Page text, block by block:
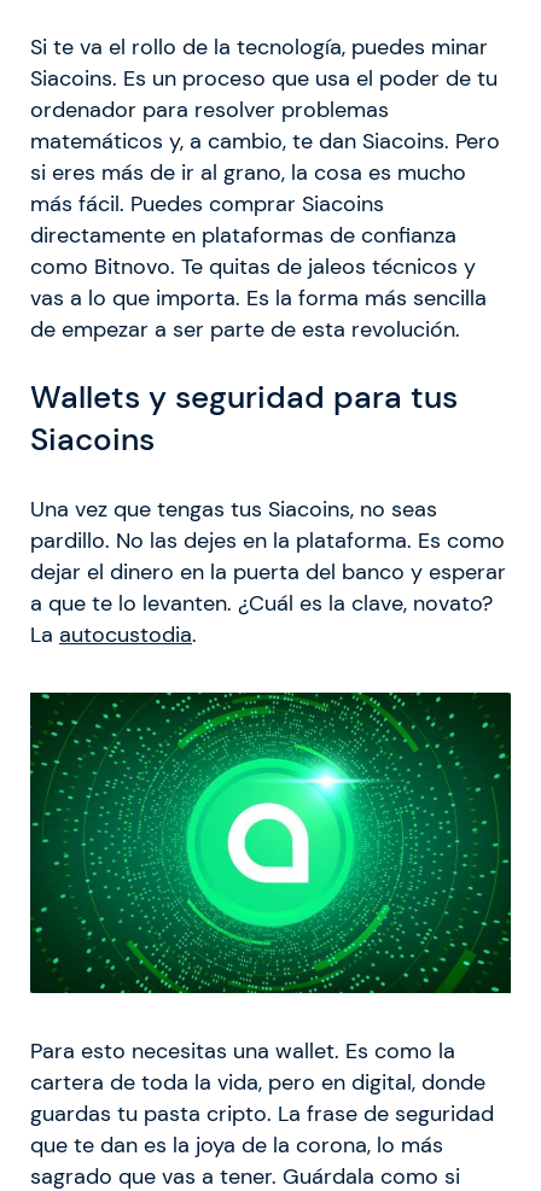
Si te va el rollo de la tecnología, puedes minar
Siacoins. Es un proceso que usa el poder de tu
ordenador para resolver problemas
matemáticos y, a cambio, te dan Siacoins. Pero
si eres más de ir al grano, la cosa es mucho
más fácil. Puedes comprar Siacoins
directamente en plataformas de confianza
como Bitnovo. Te quitas de jaleos técnicos y
vas a lo que importa. Es la forma más sencilla
de empezar a ser parte de esta revolución.
Wallets y seguridad para tus
Siacoins
Una vez que tengas tus Siacoins, no seas
pardillo. No las dejes en la plataforma. Es como
dejar el dinero en la puerta del banco y esperar
a que te lo levanten. ¿Cuál es la clave, novato?
La autocustodia.
Para esto necesitas una wallet. Es como la
cartera de toda la vida, pero en digital, donde
guardas tu pasta cripto. La frase de seguridad
que te dan es la joya de la corona, lo más
sagrado que vas a tener. Guárdala como si